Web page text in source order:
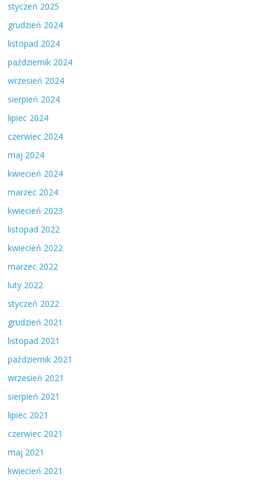
styczeń 2025
grudzień 2024
listopad 2024
październik 2024
wrzesień 2024
sierpień 2024
lipiec 2024
czerwiec 2024
maj 2024
kwiecień 2024
marzec 2024
kwiecień 2023
listopad 2022
kwiecień 2022
marzec 2022
luty 2022
styczeń 2022
grudzień 2021
listopad 2021
październik 2021
wrzesień 2021
sierpień 2021
lipiec 2021
czerwiec 2021
maj 2021
kwiecień 2021